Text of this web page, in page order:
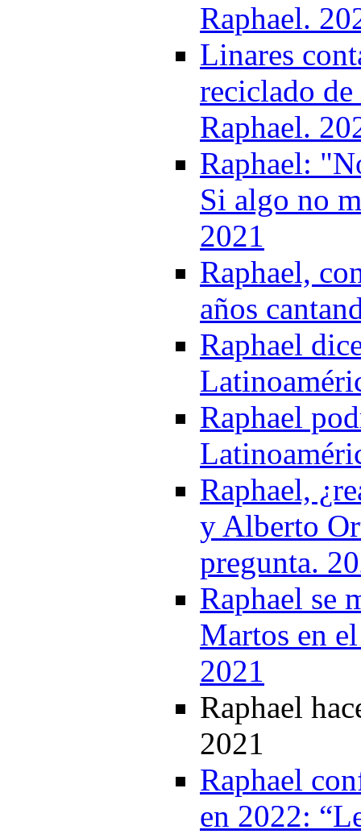
Raphael.
Linares
reciclado
Raphael.
Raphael:
Si algo no
2021
Raphael,
años
Raphael
Raphael
Raphael,
y Alberto
pregunta.
Raphael se
Martos en
2021
Raphael
2021
Raphael
en 2022: